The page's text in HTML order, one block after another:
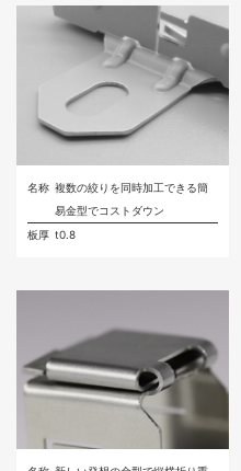
名称 複数の絞りを同時加工できる簡
易金型でコストダウン
板厚 t0.8